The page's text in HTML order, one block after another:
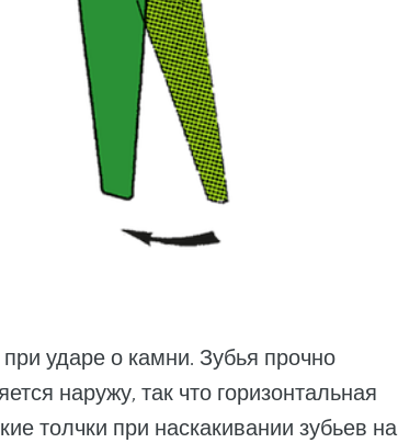
ударе о камни. Зубья прочно
наружу, так что горизонтальная
толчки при наскакивании зубьев на